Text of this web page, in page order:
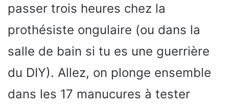
passer trois heures chez la
prothésiste ongulaire (ou dans la
salle de bain si tu es une guerrière
du DIY). Allez, on plonge ensemble
dans les 17 manucures à tester